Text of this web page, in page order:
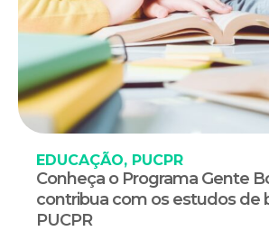
EDUCAÇÃO, PUCPR
Conheça o Programa Gente
contribua com os estudos de
PUCPR